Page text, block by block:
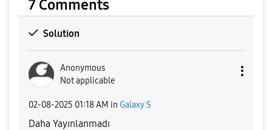
7 Comments
Solution
Anonymous
Not applicable
‎02-08-2025 01:18 AM in Galaxy S
Daha Yayınlanmadı